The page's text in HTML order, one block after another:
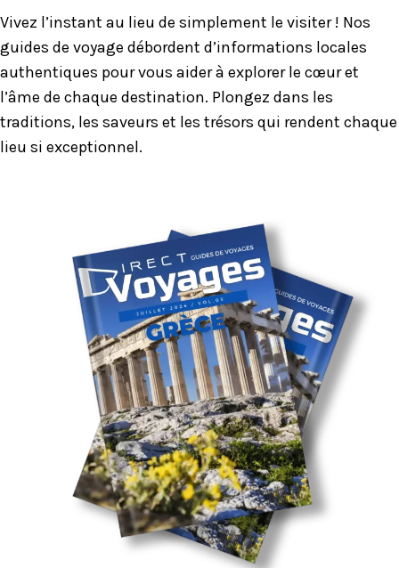
Vivez l’instant au lieu de simplement le visiter ! Nos
guides de voyage débordent d’informations locales
authentiques pour vous aider à explorer le cœur et
l’âme de chaque destination. Plongez dans les
traditions, les saveurs et les trésors qui rendent chaque
lieu si exceptionnel.